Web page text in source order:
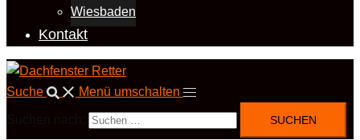
Wiesbaden
Kontakt
Suche Menü umschalten